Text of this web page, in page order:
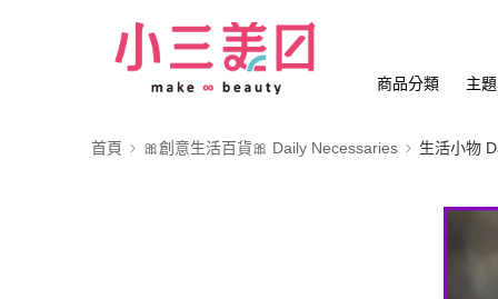
商品分類 主
首頁 🎀創意生活百貨🎀 Daily Necessaries 生活小物